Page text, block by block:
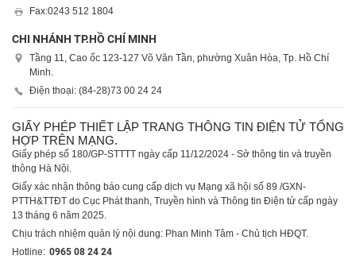
Fax:0243 512 1804
CHI NHÁNH TP.HỒ CHÍ MINH
Tầng 11, Cao ốc 123-127 Võ Văn Tần, phường Xuân Hòa, Tp. Hồ Chí
Minh.
Điện thoại: (84-28)73 00 24 24
GIẤY PHÉP THIẾT LẬP TRANG THÔNG TIN ĐIỆN TỬ TỔNG
HỢP TRÊN MẠNG.
Giấy phép số 180/GP-STTTT ngày cấp 11/12/2024 - Sở thông tin và truyền
thông Hà Nội.
Giấy xác nhận thông báo cung cấp dịch vụ Mạng xã hội số 89 /GXN-
PTTH&TTĐT do Cục Phát thanh, Truyền hình và Thông tin Điện tử cấp ngày
13 tháng 6 năm 2025.
Chịu trách nhiệm quản lý nội dung: Phan Minh Tâm - Chủ tịch HĐQT.
Hotline: 0965 08 24 24